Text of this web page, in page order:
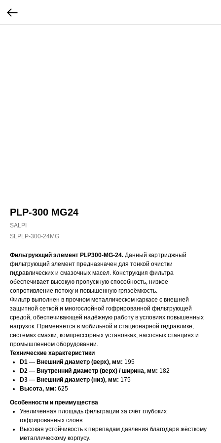
PLP-300 MG24
SALPI
SLPLP-300-24MG
Фильтрующий элемент PLP300-MG-24. Данный картриджный
фильтрующий элемент предназначен для тонкой очистки
гидравлических и смазочных масел. Конструкция фильтра
обеспечивает высокую пропускную способность, низкое
сопротивление потоку и повышенную грязеёмкость.
Фильтр выполнен в прочном металлическом каркасе с внешней
защитной сеткой и многослойной гофрированной фильтрующей
средой, обеспечивающей надёжную работу в условиях повышенных
нагрузок. Применяется в мобильной и стационарной гидравлике,
системах смазки, компрессорных установках, насосных станциях и
промышленном оборудовании.
Технические характеристики
D1 — Внешний диаметр (верх), мм: 195
D2 — Внутренний диаметр (верх) / ширина, мм: 182
D3 — Внешний диаметр (низ), мм: 175
Высота, мм: 625
Особенности и преимущества
Увеличенная площадь фильтрации за счёт глубоких
гофрированных слоёв.
Высокая устойчивость к перепадам давления благодаря жёсткому
металлическому корпусу.